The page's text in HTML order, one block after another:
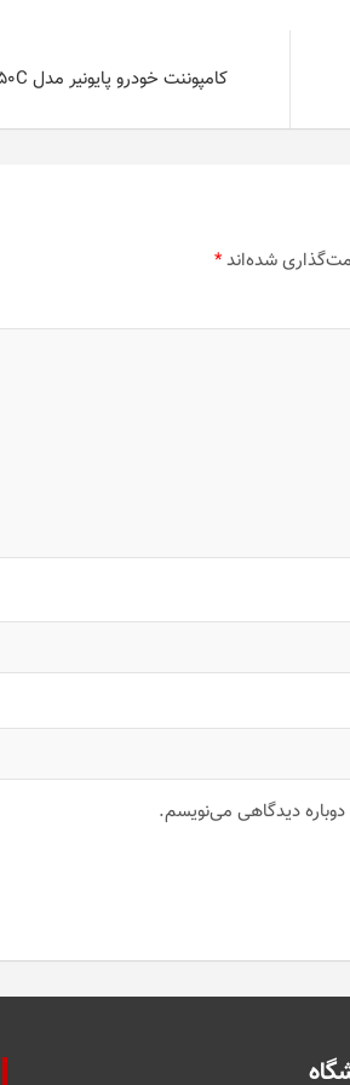
کامپوننت خودرو پایونیر مدل TS-H650C بسته دو عددی
شده‌اند*
دوباره دیدگاهی می‌نویسم.